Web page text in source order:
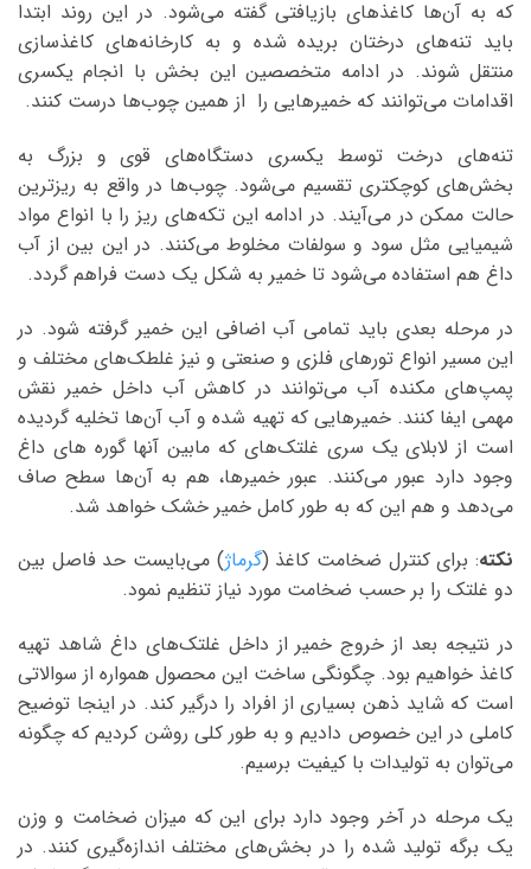
که به آن‌ها کاغذهای بازیافتی گفته می‌شود. در این روند ابتدا
باید تنه‌های درختان بریده شده و به کارخانه‌های کاغذسازی
منتقل شوند. در ادامه متخصصین این بخش با انجام یکسری
اقدامات می‌توانند که خمیرهایی را از همین چوب‌ها درست کنند.
تنه‌های درخت توسط یکسری دستگاه‌های قوی و بزرگ به
بخش‌های کوچکتری تقسیم می‌شود. چوب‌ها در واقع به ریزترین
حالت ممکن در می‌آیند. در ادامه این تکه‌های ریز را با انواع مواد
شیمیایی مثل سود و سولفات مخلوط می‌کنند. در این بین از آب
داغ هم استفاده می‌شود تا خمیر به شکل یک دست فراهم گردد.
در مرحله بعدی باید تمامی آب اضافی این خمیر گرفته شود. در
این مسیر انواع تورهای فلزی و صنعتی و نیز غلطک‌های مختلف و
پمپ‌های مکنده آب می‌توانند در کاهش آب داخل خمیر نقش
مهمی ایفا کنند. خمیر‌هایی که تهیه شده و آب آن‌ها تخلیه گردیده
است از لابلای یک سری غلتک‌های که مابین آنها گوره های داغ
وجود دارد عبور می‌کنند. عبور خمیر‌ها، هم به آن‌ها سطح صاف
می‌دهد و هم این که به طور کامل خمیر خشک خواهد شد.
نکته: برای کنترل ضخامت کاغذ (گرماژ) می‌بایست حد فاصل بین
دو غلتک را بر حسب ضخامت مورد نیاز تنظیم نمود.
در نتیجه بعد از خروج خمیر از داخل غلتک‌های داغ شاهد تهیه
کاغذ خواهیم بود. چگونگی ساخت این محصول همواره از سوالاتی
است که شاید ذهن بسیاری از افراد را درگیر کند. در اینجا توضیح
کاملی در این خصوص دادیم و به طور کلی روشن کردیم که چگونه
می‌توان به تولیدات با کیفیت برسیم.
یک مرحله در آخر وجود دارد برای این که میزان ضخامت و وزن
یک برگه تولید شده را در بخش‌های مختلف اندازه‌گیری کنند. در